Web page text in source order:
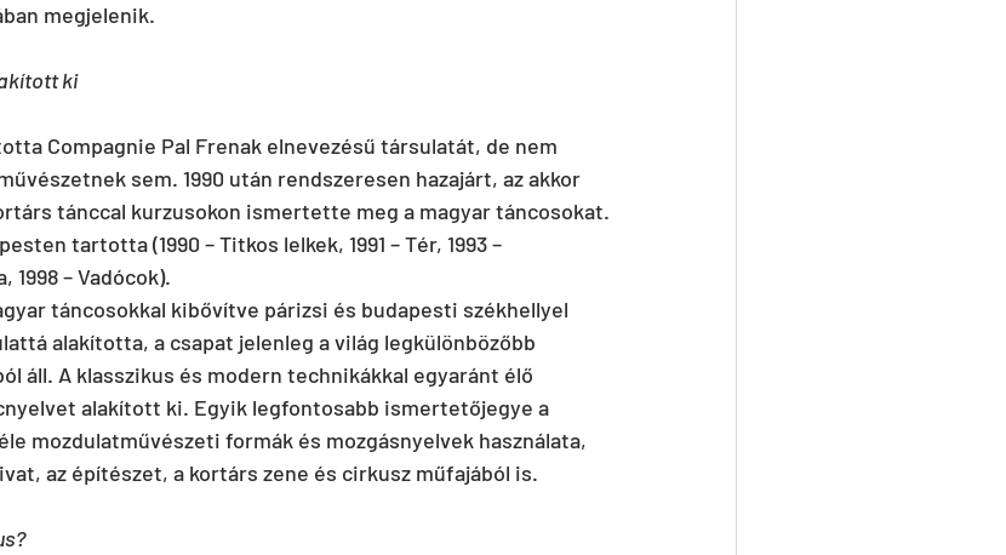
megjelenik.
ki
Compagnie Pal Frenak elnevezésű társulatát, de nem
sem. 1990 után rendszeresen hazajárt, az akkor
tánccal kurzusokon ismertette meg a magyar táncosokat.
tartotta (1990 – Titkos lelkek, 1991 – Tér, 1993 –
1998 – Vadócok).
táncosokkal kibővítve párizsi és budapesti székhellyel
alakította, a csapat jelenleg a világ legkülönbözőbb
áll. A klasszikus és modern technikákkal egyaránt élő
alakított ki. Egyik legfontosabb ismertetőjegye a
mozdulatművészeti formák és mozgásnyelvek használata,
az építészet, a kortárs zene és cirkusz műfajából is.